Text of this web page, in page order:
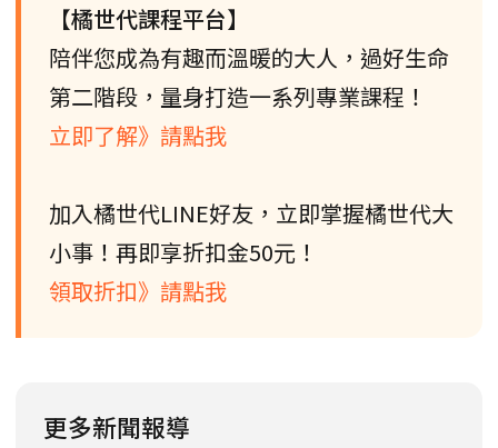
【橘世代課程平台】
陪伴您成為有趣而溫暖的大人，過好生命
第二階段，量身打造一系列專業課程！
立即了解》請點我
加入橘世代LINE好友，立即掌握橘世代大
小事！再即享折扣金50元！
領取折扣》請點我
更多新聞報導